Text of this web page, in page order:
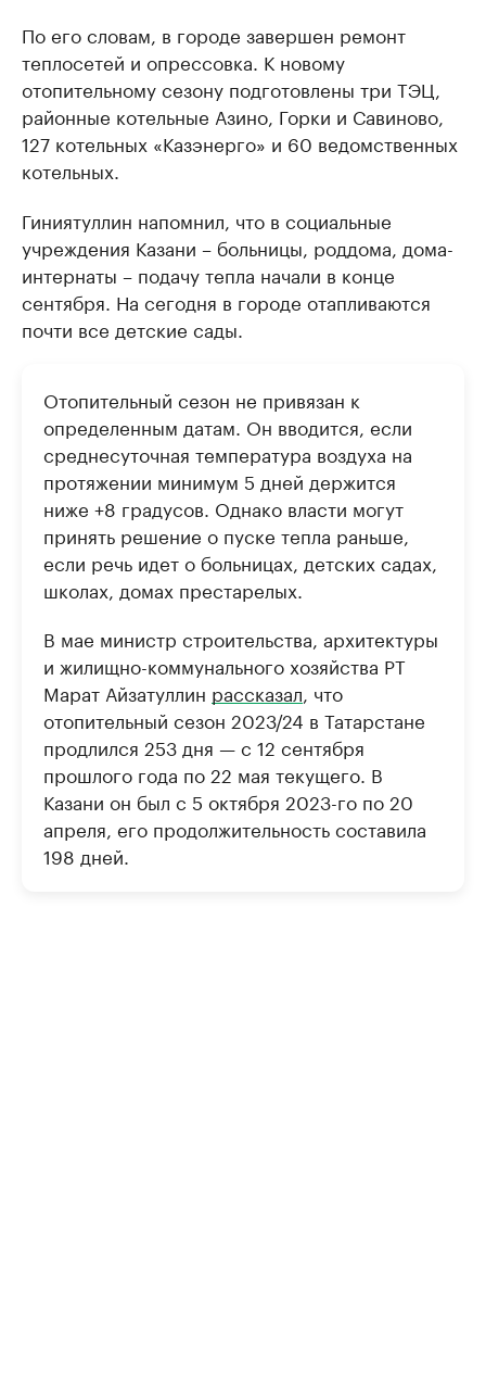
По его словам, в городе завершен ремонт
теплосетей и опрессовка. К новому
отопительному сезону подготовлены три ТЭЦ,
районные котельные Азино, Горки и Савиново,
127 котельных «Казэнерго» и 60 ведомственных
котельных.
Гиниятуллин напомнил, что в социальные
учреждения Казани – больницы, роддома, дома-
интернаты – подачу тепла начали в конце
сентября. На сегодня в городе отапливаются
почти все детские сады.
Отопительный сезон не привязан к
определенным датам. Он вводится, если
среднесуточная температура воздуха на
протяжении минимум 5 дней держится
ниже +8 градусов. Однако власти могут
принять решение о пуске тепла раньше,
если речь идет о больницах, детских садах,
школах, домах престарелых.
В мае министр строительства, архитектуры
и жилищно-коммунального хозяйства РТ
Марат Айзатуллин рассказал , что
отопительный сезон 2023/24 в Татарстане
продлился 253 дня — с 12 сентября
прошлого года по 22 мая текущего. В
Казани он был с 5 октября 2023-го по 20
апреля, его продолжительность составила
198 дней.